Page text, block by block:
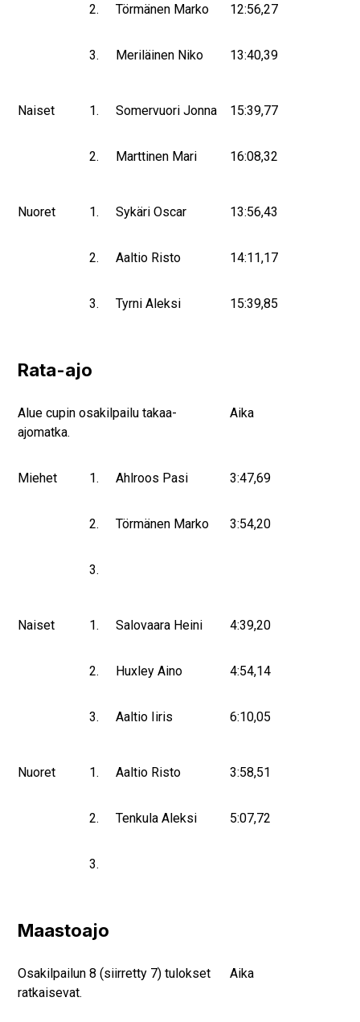
2. Törmänen Marko 12:56,27
3. Meriläinen Niko 13:40,39
Naiset 1. Somervuori Jonna 15:39,77
2. Marttinen Mari 16:08,32
Nuoret 1. Sykäri Oscar 13:56,43
2. Aaltio Risto 14:11,17
3. Tyrni Aleksi 15:39,85
Rata-ajo
Alue cupin osakilpailu takaa-
ajomatka.
Aika
Miehet 1. Ahlroos Pasi 3:47,69
2. Törmänen Marko 3:54,20
3.
Naiset 1. Salovaara Heini 4:39,20
2. Huxley Aino 4:54,14
3. Aaltio Iiris 6:10,05
Nuoret 1. Aaltio Risto 3:58,51
2. Tenkula Aleksi 5:07,72
3.
Maastoajo
Osakilpailun 8 (siirretty 7) tulokset
ratkaisevat.
Aika